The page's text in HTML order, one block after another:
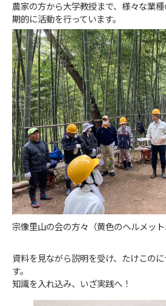
農家の方から大学教授まで、様々な業
期的に活動を行っています。
宗像里山の会の方々（黄色のヘルメット
資料を見ながら説明を受け、たけこの
す。
知識を入れ込み、いざ実践へ！